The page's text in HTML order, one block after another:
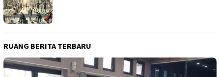
RUANG BERITA TERBARU